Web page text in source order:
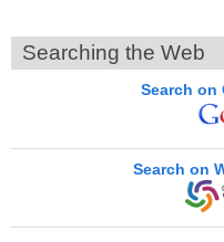
Searching the Web
Search on
Search on